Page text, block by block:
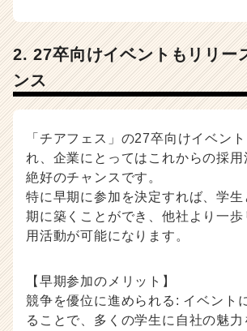
（C
e
r
r
e
e
r）
2. 27卒向けイベントもリリー
ンス
「チアフェス」の27卒向けイベン
れ、企業にとってはこれからの採用
絶好のチャンスです。
特に早期に参加を決定すれば、学
期に築くことができ、他社より一
用活動が可能になります。
【早期参加のメリット】
競争を優位に進められる: イベント
ることで、多くの学生に自社の魅